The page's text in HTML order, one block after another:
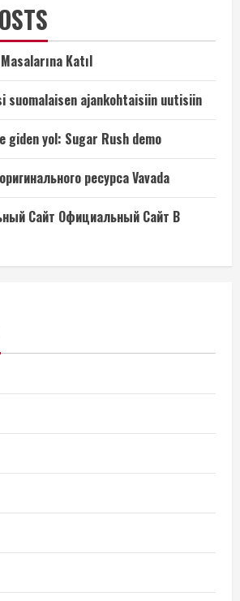
Katıl
suomalaisen ajankohtaisiin uutisiin
giden yol: Sugar Rush demo
ресурса Vavada
Сайт Официальный Сайт В